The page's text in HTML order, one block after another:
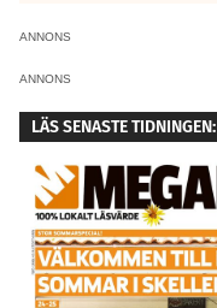
ANNONS
ANNONS
LÄS SENASTE TIDNINGEN: